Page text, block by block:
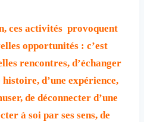
ces activités provoquent
opportunités : c’est
rencontres, d’échanger
d’une expérience,
de déconnecter d’une
à soi par ses sens, de